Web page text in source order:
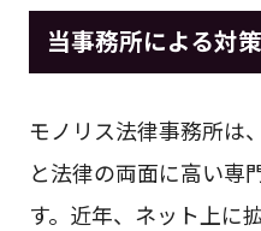
当事務所による対
モノリス法律事務所は
と法律の両面に高い専
す。近年、ネット上に